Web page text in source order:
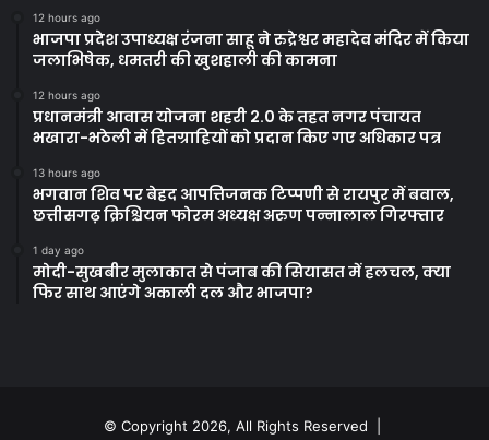
12 hours ago
भाजपा प्रदेश उपाध्यक्ष रंजना साहू ने रुद्रेश्वर महादेव मंदिर में किया
जलाभिषेक, धमतरी की खुशहाली की कामना
12 hours ago
प्रधानमंत्री आवास योजना शहरी 2.0 के तहत नगर पंचायत
भखारा-भठेली में हितग्राहियों को प्रदान किए गए अधिकार पत्र
13 hours ago
भगवान शिव पर बेहद आपत्तिजनक टिप्पणी से रायपुर में बवाल,
छत्तीसगढ़ क्रिश्चियन फोरम अध्यक्ष अरुण पन्नालाल गिरफ्तार
1 day ago
मोदी-सुखबीर मुलाकात से पंजाब की सियासत में हलचल, क्या
फिर साथ आएंगे अकाली दल और भाजपा?
© Copyright 2026, All Rights Reserved |